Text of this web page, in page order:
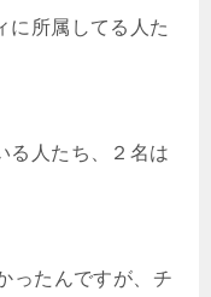
に所属してる人た
る人たち、２名は
ったんですが、チ